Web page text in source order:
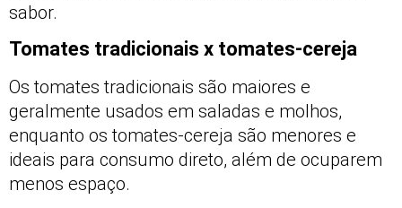
sabor.
Tomates tradicionais x tomates-cereja
Os tomates tradicionais são maiores e
geralmente usados em saladas e molhos,
enquanto os tomates-cereja são menores e
ideais para consumo direto, além de ocuparem
menos espaço.